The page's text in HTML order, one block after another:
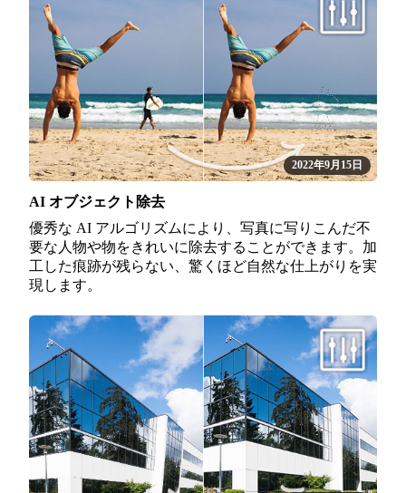
2022年9月15日
AI オブジェクト除去
優秀な AI アルゴリズムにより、写真に写りこんだ不
要な人物や物をきれいに除去することができます。加
工した痕跡が残らない、驚くほど自然な仕上がりを実
現します。